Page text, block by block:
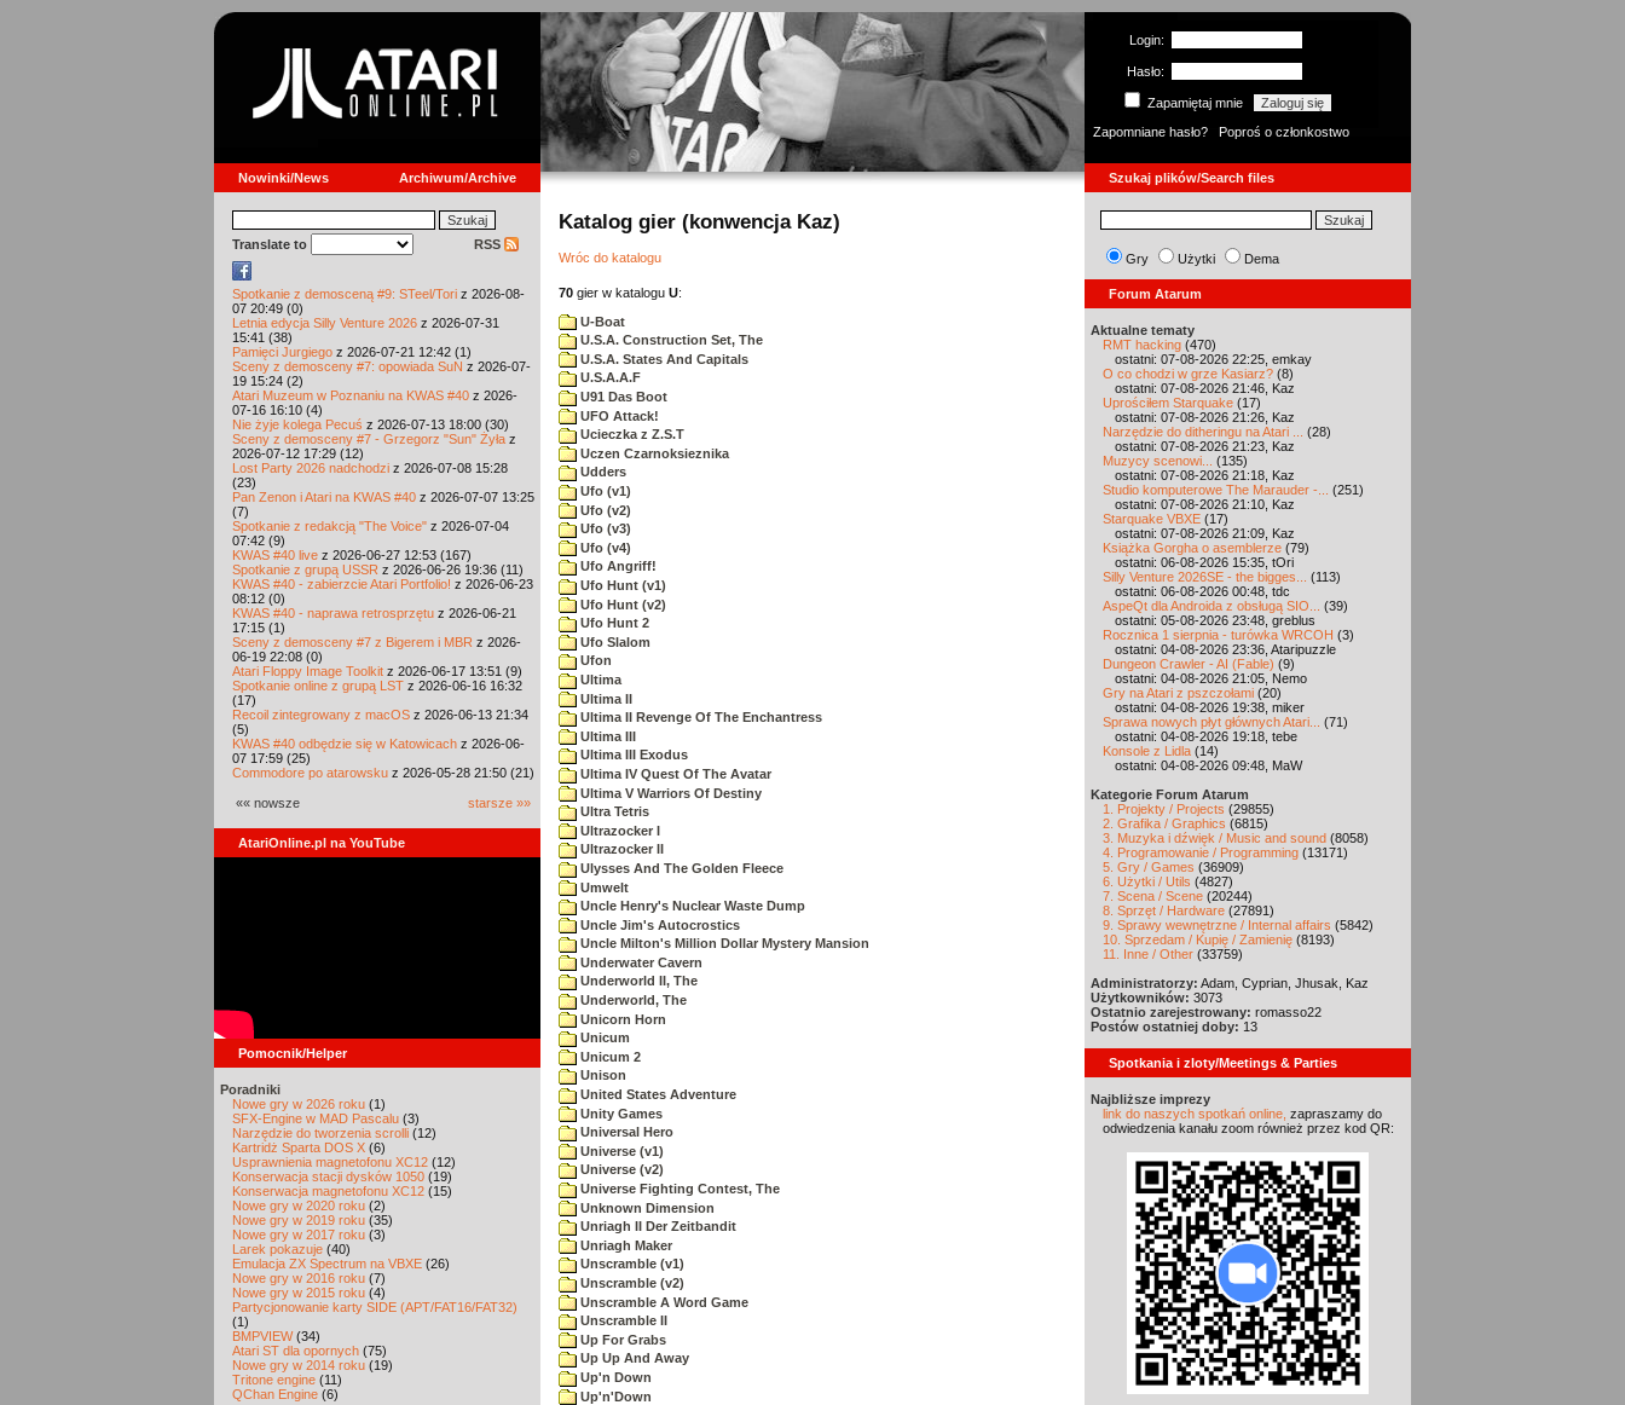
Login:
Hasło:
Zapamiętaj mnie
Zapomniane hasło?
Poproś o członkostwo
Nowinki/News Archiwum/Archive Szukaj plików/Search files
Translate to RSS
Spotkanie z demosceną #9: STeel/Tori z 2026-08-
07 20:49 (0)
Letnia edycja Silly Venture 2026 z 2026-07-31
15:41 (38)
Pamięci Jurgiego z 2026-07-21 12:42 (1)
Sceny z demosceny #7: opowiada SuN z 2026-07-
19 15:24 (2)
Atari Muzeum w Poznaniu na KWAS #40 z 2026-
07-16 16:10 (4)
Nie żyje kolega Pecuś z 2026-07-13 18:00 (30)
Sceny z demosceny #7 - Grzegorz "Sun" Żyła z
2026-07-12 17:29 (12)
Lost Party 2026 nadchodzi z 2026-07-08 15:28
(23)
Pan Zenon i Atari na KWAS #40 z 2026-07-07 13:25
(7)
Spotkanie z redakcją "The Voice" z 2026-07-04
07:42 (9)
KWAS #40 live z 2026-06-27 12:53 (167)
Spotkanie z grupą USSR z 2026-06-26 19:36 (11)
KWAS #40 - zabierzcie Atari Portfolio! z 2026-06-23
08:12 (0)
KWAS #40 - naprawa retrosprzętu z 2026-06-21
17:15 (1)
Sceny z demosceny #7 z Bigerem i MBR z 2026-
06-19 22:08 (0)
Atari Floppy Image Toolkit z 2026-06-17 13:51 (9)
Spotkanie online z grupą LST z 2026-06-16 16:32
(17)
Recoil zintegrowany z macOS z 2026-06-13 21:34
(5)
KWAS #40 odbędzie się w Katowicach z 2026-06-
07 17:59 (25)
Commodore po atarowsku z 2026-05-28 21:50 (21)
«« nowsze starsze »»
AtariOnline.pl na YouTube
Pomocnik/Helper
Poradniki
Nowe gry w 2026 roku (1)
SFX-Engine w MAD Pascalu (3)
Narzędzie do tworzenia scrolli (12)
Kartridż Sparta DOS X (6)
Usprawnienia magnetofonu XC12 (12)
Konserwacja stacji dysków 1050 (19)
Konserwacja magnetofonu XC12 (15)
Nowe gry w 2020 roku (2)
Nowe gry w 2019 roku (35)
Nowe gry w 2017 roku (3)
Larek pokazuje (40)
Emulacja ZX Spectrum na VBXE (26)
Nowe gry w 2016 roku (7)
Nowe gry w 2015 roku (4)
Partycjonowanie karty SIDE (APT/FAT16/FAT32)
(1)
BMPVIEW(34)
Atari ST dla opornych (75)
Nowe gry w 2014 roku (19)
Tritone engine (11)
QChan Engine (6)
Katalog gier (konwencja Kaz)
Wróc do katalogu
70 gier w katalogu U:
U-Boat
U.S.A. Construction Set, The
U.S.A. States And Capitals
U.S.A.A.F
U91 Das Boot
UFO Attack!
Ucieczka z Z.S.T
Uczen Czarnoksieznika
Udders
Ufo (v1)
Ufo (v2)
Ufo (v3)
Ufo (v4)
Ufo Angriff!
Ufo Hunt (v1)
Ufo Hunt (v2)
Ufo Hunt 2
Ufo Slalom
Ufon
Ultima
Ultima II
Ultima II Revenge Of The Enchantress
Ultima III
Ultima III Exodus
Ultima IV Quest Of The Avatar
Ultima V Warriors Of Destiny
Ultra Tetris
Ultrazocker I
Ultrazocker II
Ulysses And The Golden Fleece
Umwelt
Uncle Henry's Nuclear Waste Dump
Uncle Jim's Autocrostics
Uncle Milton's Million Dollar Mystery Mansion
Underwater Cavern
Underworld II, The
Underworld, The
Unicorn Horn
Unicum
Unicum 2
Unison
United States Adventure
Unity Games
Universal Hero
Universe (v1)
Universe (v2)
Universe Fighting Contest, The
Unknown Dimension
Unriagh II Der Zeitbandit
Unriagh Maker
Unscramble (v1)
Unscramble (v2)
Unscramble A Word Game
Unscramble II
Up For Grabs
Up Up And Away
Up'n Down
Up'n'Down
Gry Użytki Dema
Forum Atarum
Aktualne tematy
RMT hacking (470)
ostatni: 07-08-2026 22:25, emkay
O co chodzi w grze Kasiarz? (8)
ostatni: 07-08-2026 21:46, Kaz
Uprościłem Starquake (17)
ostatni: 07-08-2026 21:26, Kaz
Narzędzie do ditheringu na Atari ...
(28)
ostatni: 07-08-2026 21:23, Kaz
Muzycy scenowi...
(135)
ostatni: 07-08-2026 21:18, Kaz
Studio komputerowe The Marauder -...
(251)
ostatni: 07-08-2026 21:10, Kaz
Starquake VBXE (17)
ostatni: 07-08-2026 21:09, Kaz
Książka Gorgha o asemblerze (79)
ostatni: 06-08-2026 15:35, tOri
Silly Venture 2026SE - the bigges...
(113)
ostatni: 06-08-2026 00:48, tdc
AspeQt dla Androida z obsługą SIO...
(39)
ostatni: 05-08-2026 23:48, greblus
Rocznica 1 sierpnia - turówka WRCOH (3)
ostatni: 04-08-2026 23:36, Ataripuzzle
Dungeon Crawler - AI (Fable) (9)
ostatni: 04-08-2026 21:05, Nemo
Gry na Atari z pszczołami (20)
ostatni: 04-08-2026 19:38, miker
Sprawa nowych płyt głównych Atari...
(71)
ostatni: 04-08-2026 19:18, tebe
Konsole z Lidla (14)
ostatni: 04-08-2026 09:48, MaW
Kategorie Forum Atarum
1. Projekty / Projects (29855)
2. Grafika / Graphics (6815)
3. Muzyka i dźwięk / Music and sound (8058)
4. Programowanie / Programming (13171)
5. Gry / Games (36909)
6. Użytki / Utils (4827)
7. Scena / Scene (20244)
8. Sprzęt / Hardware (27891)
9. Sprawy wewnętrzne / Internal affairs (5842)
10. Sprzedam / Kupię / Zamienię (8193)
11. Inne / Other (33759)
Administratorzy: Adam, Cyprian, Jhusak, Kaz
Użytkowników: 3073
Ostatnio zarejestrowany: romasso22
Postów ostatniej doby: 13
Spotkania i zloty/Meetings & Parties
Najbliższe imprezy
link do naszych spotkań online, zapraszamy do
odwiedzenia kanału zoom również przez kod QR: